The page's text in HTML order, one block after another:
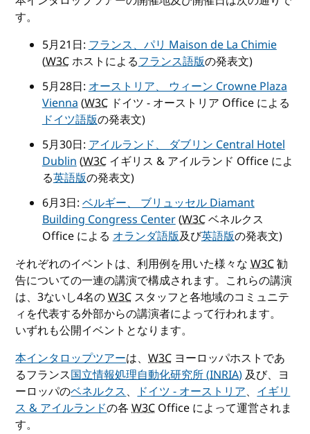
す。
5月21日:フランス、パリ Maison de La Chimie
(W3Cホストによるフランス語版の発表文)
5月28日:オーストリア、 ウィーン Crowne Plaza
Vienna(W3Cドイツ - オーストリア Office による
ドイツ語版の発表文)
5月30日:アイルランド、 ダブリン Central Hotel
Dublin(W3Cイギリス & アイルランド Office によ
る英語版の発表文)
6月3日:ベルギー、 ブリュッセル Diamant
Building Congress Center(W3Cベネルクス
Office によるオランダ語版及び英語版の発表文)
それぞれのイベントは、利用例を用いた様々なW3C勧
告についての一連の講演で構成されます。これらの講演
は、3ないし4名のW3C スタッフと各地域のコミュニテ
ィを代表する外部からの講演者によって行われます。
いずれも公開イベントとなります。
本インタロップツアーは、W3C ヨーロッパホストであ
るフランス国立情報処理自動化研究所 (INRIA)及び、ヨ
ーロッパのベネルクス、ドイツ - オーストリア、イギリ
ス & アイルランドの各W3C Office によって運営されま
す。